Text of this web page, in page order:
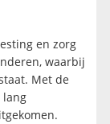
en zorg
waarbij
Met de
lang